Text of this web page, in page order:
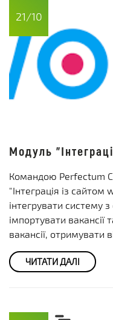
21/10
Модуль
Командою Perfectum
"Інтеграція із сайтом
інтегрувати систему
імпортувати вакансії
вакансії, отримувати
ЧИТАТИ ДАЛІ